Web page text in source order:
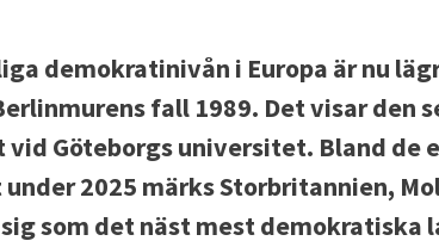
demokratinivån i Europa är nu
fall 1989. Det visar den
Göteborgs universitet. Bland de
2025 märks Storbritannien,
som det näst mest demokratiska